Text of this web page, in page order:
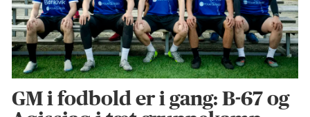
GM i fodbold er i gang: B-67 og